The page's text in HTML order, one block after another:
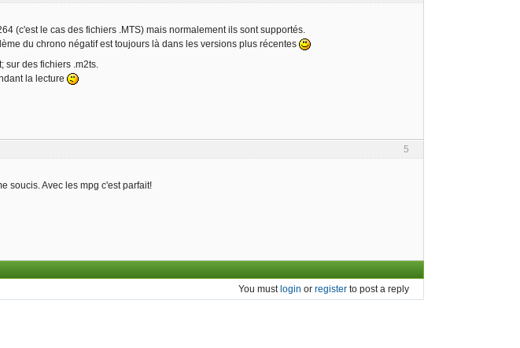
(c'est le cas des fichiers .MTS) mais normalement ils sont supportés.
du chrono négatif est toujours là dans les versions plus récentes
sur des fichiers .m2ts.
la lecture
5
soucis. Avec les mpg c'est parfait!
You must login or register to post a reply